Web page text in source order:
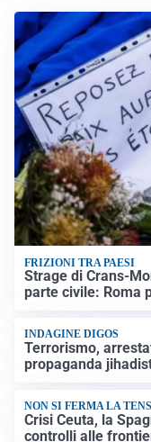
FRIZIONI TRA PAESI
Strage di Crans-
parte civile: Roma
INDAGINE DIGOS
Terrorismo,
propaganda
NON SI FERMA LA
Crisi Ceuta, la
controlli alle